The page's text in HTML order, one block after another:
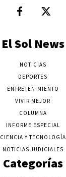
El Sol News
NOTICIAS
DEPORTES
ENTRETENIMIENTO
VIVIR MEJOR
COLUMNA
INFORME ESPECIAL
CIENCIA Y TECNOLOGÍA
NOTICIAS JUDICIALES
Categorías